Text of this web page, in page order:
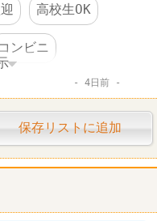
高校生OK
コンビニ
4日前
保存リストに追加